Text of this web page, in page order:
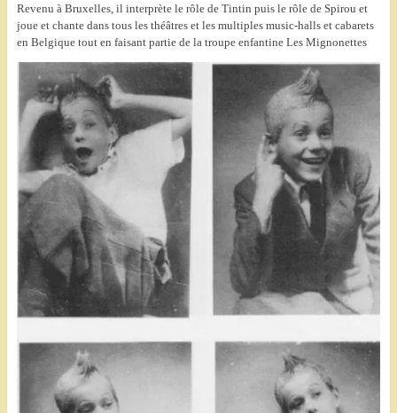
Revenu à Bruxelles, il interprète le rôle de Tintin puis le rôle de Spirou et
joue et chante dans tous les théâtres et les multiples music-halls et cabarets
en Belgique tout en faisant partie de la troupe enfantine Les Mignonettes